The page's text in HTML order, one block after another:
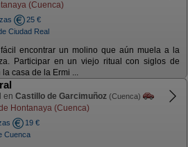
(Cuenca)
25 €
Ciudad Real
encontrar un molino que aún muela a la
Participar en un viejo ritual con siglos de
la casa de la Ermi ...
en Castillo de Garcimuñoz (Cuenca)
Hontanaya (Cuenca)
19 €
Cuenca